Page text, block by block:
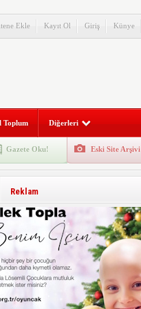
Ekle Kayıt Ol Giriş Künye
Toplum Diğerleri
Gazete Oku! Eski Site Arşivi
Reklam